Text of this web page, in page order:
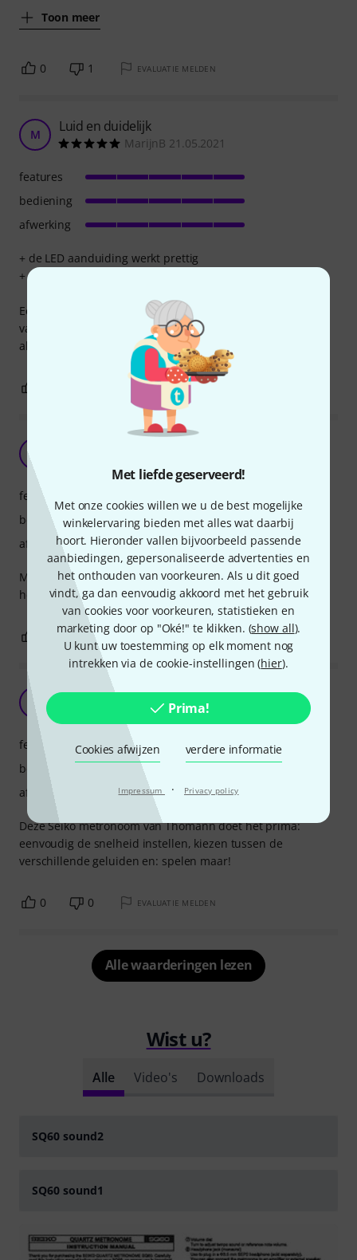
Met liefde geserveerd!
Met onze cookies willen we u de best mogelijke
winkelervaring bieden met alles wat daarbij
hoort. Hieronder vallen bijvoorbeeld passende
aanbiedingen, gepersonaliseerde advertenties en
het onthouden van voorkeuren. Als u dit goed
vindt, ga dan eenvoudig akkoord met het gebruik
van cookies voor voorkeuren, statistieken en
marketing door op "Oké!" te klikken. (show all).
U kunt uw toestemming op elk moment nog
intrekken via de cookie-instellingen (hier).
Prima!
Cookies afwijzen verdere informatie
Impressum · Privacy policy
Toon meer
0 1 EVALUATIE MELDEN
M Luid en duidelijk
MarijnB 21.05.2021
+ de LED aanduiding werkt prettig
+ makkelijk precieze BPM instelling
Een prettige metronoom die makkelijk precies in te stellen
val en daarbij duidelijk de beats aangeeft met zowel licht
als geluid
features
bediening
afwerking
EVALUATIE MELDEN
Makkelijk te bedienen en stevig gebouwd. Werkt ook met
headphones.
features
bediening
afwerking
0 EVALUATIE MELDEN
In het ritme met Thomaan
Who 18.04.2016
Deze Seiko metronoom van Thomann doet het prima:
eenvoudig de snelheid instellen, kiezen tussen de
verschillende geluiden en: spelen maar!
features
bediening
afwerking
0 0 EVALUATIE MELDEN
Alle waarderingen lezen
Wist u?
Alle Video's Downloads
SQ60 sound2
SQ60 sound1